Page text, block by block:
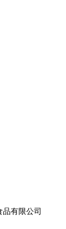
品有限公司